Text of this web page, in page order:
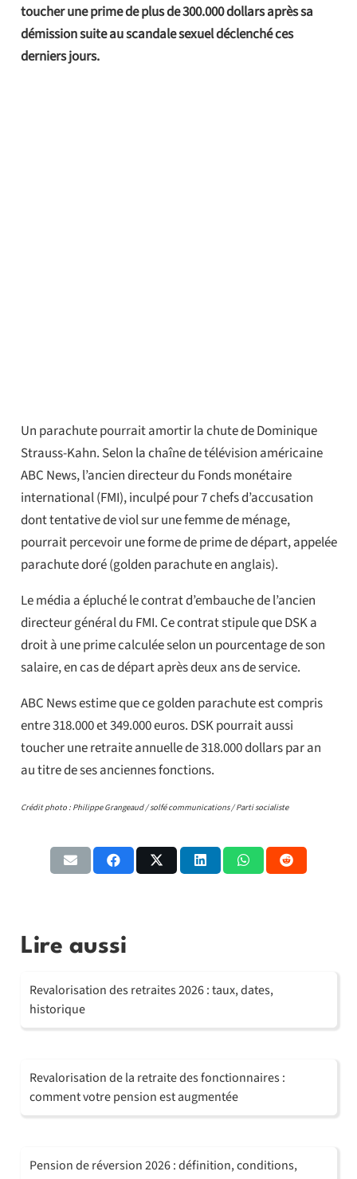
toucher une prime de plus de 300.000 dollars après sa
démission suite au scandale sexuel déclenché ces
derniers jours.
Un parachute pourrait amortir la chute de Dominique
Strauss-Kahn. Selon la chaîne de télévision américaine
ABC News, l’ancien directeur du Fonds monétaire
international (FMI), inculpé pour 7 chefs d’accusation
dont tentative de viol sur une femme de ménage,
pourrait percevoir une forme de prime de départ, appelée
parachute doré (golden parachute en anglais).
Le média a épluché le contrat d’embauche de l’ancien
directeur général du FMI. Ce contrat stipule que DSK a
droit à une prime calculée selon un pourcentage de son
salaire, en cas de départ après deux ans de service.
ABC News estime que ce golden parachute est compris
entre 318.000 et 349.000 euros. DSK pourrait aussi
toucher une retraite annuelle de 318.000 dollars par an
au titre de ses anciennes fonctions.
Crédit photo : Philippe Grangeaud / solfé communications / Parti socialiste
Lire aussi
Revalorisation des retraites 2026 : taux, dates,
historique
Revalorisation de la retraite des fonctionnaires :
comment votre pension est augmentée
Pension de réversion 2026 : définition, conditions,